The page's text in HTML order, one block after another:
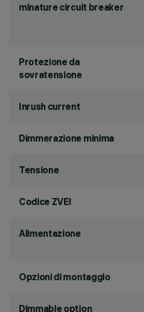
minature circuit breaker
Protezione da
sovratensione
Inrush current
Dimmerazione minima
Tensione
Codice ZVEI
Alimentazione
Opzioni di montaggio
Dimmable option